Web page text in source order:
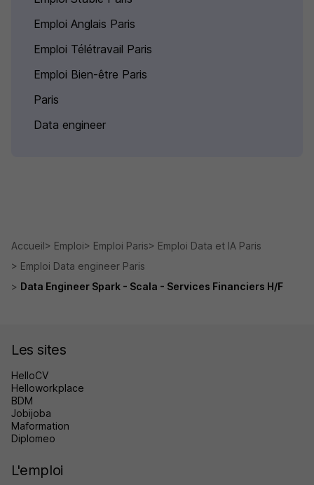
Emploi Anglais Paris
Emploi Télétravail Paris
Emploi Bien-être Paris
Paris
Data engineer
Accueil Emploi Emploi Paris
Emploi Data et IA Paris
Emploi Data engineer Paris
Data Engineer Spark - Scala - Services Financiers H/F
Les sites
HelloCV
Helloworkplace
BDM
Jobijoba
Maformation
Diplomeo
L'emploi